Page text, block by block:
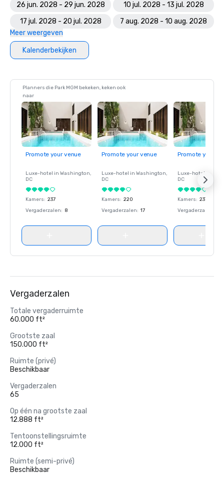
26 jun. 2028 - 29 jun. 2028
10 jul. 2028 - 13 jul. 2028
17 jul. 2028 - 20 jul. 2028
7 aug. 2028 - 10 aug. 2028
Meer weergeven
Kalenderbekijken
Planners die Park MGM bekeken, keken ook
naar
Promote your venue
Luxe-hotel in Washington,
DC
Kamers: 237
Vergaderzalen: 8
Promote your venue
Luxe-hotel in Washington,
DC
Kamers: 220
Vergaderzalen: 17
Promote your
Luxe-hotel in
DC
Kamers: 237
Vergaderzalen
Vergaderzalen
Totale vergaderruimte
60.000 ft²
Grootste zaal
150.000 ft²
Ruimte (privé)
Beschikbaar
Vergaderzalen
65
Op één na grootste zaal
12.888 ft²
Tentoonstellingsruimte
12.000 ft²
Ruimte (semi-privé)
Beschikbaar